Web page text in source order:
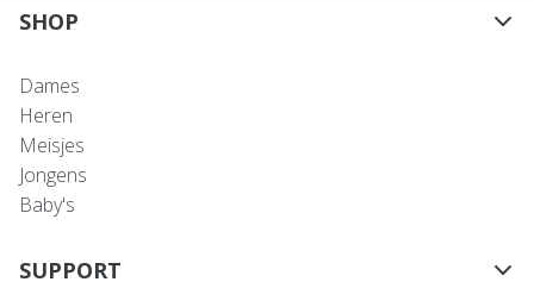
SHOP
Dames
Heren
Meisjes
Jongens
Baby's
SUPPORT